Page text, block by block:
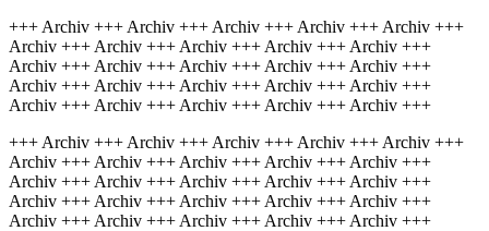
+++ Archiv +++ Archiv +++ Archiv +++ Archiv +++ Archiv +++
Archiv +++ Archiv +++ Archiv +++ Archiv +++ Archiv +++
Archiv +++ Archiv +++ Archiv +++ Archiv +++ Archiv +++
Archiv +++ Archiv +++ Archiv +++ Archiv +++ Archiv +++
Archiv +++ Archiv +++ Archiv +++ Archiv +++ Archiv +++
+++ Archiv +++ Archiv +++ Archiv +++ Archiv +++ Archiv +++
Archiv +++ Archiv +++ Archiv +++ Archiv +++ Archiv +++
Archiv +++ Archiv +++ Archiv +++ Archiv +++ Archiv +++
Archiv +++ Archiv +++ Archiv +++ Archiv +++ Archiv +++
Archiv +++ Archiv +++ Archiv +++ Archiv +++ Archiv +++